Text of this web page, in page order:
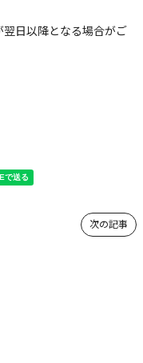
日以降となる場合がご
次の記事